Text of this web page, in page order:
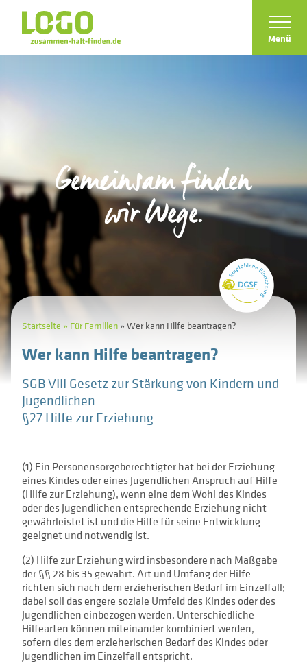
Menü
Wer kann Hilfe beantragen?
Ihr Weg zu unserer Hilfe
Für Fachkräfte
Was heißt „systemisch“?
Themen
Arbeitsweise
Qualifikationen und Standards
Rahmen, Finanzierung, Standorte
Hilfeformen
Aufsuchende Familientherapie (AFT)
Sozialpädagogische Familienhilfe (SPFH)
Flexible Hilfen
Beratung für Pflegeeltern
Beratung bei strittiger Elternschaft
Systemische Diagnostik
Soziale Gruppenarbeit
Präventive Angebote und Projekte
TraumaNetz - Trauma Beratung
Was ist ein seelisches Trauma?
Geschichten
Presseberichte
Kontakt
Über LOGO
Team
Häufig gestellte Fragen
Kontakt
Suche
Tel. 0221 16 80 76 - 0
logo-koeln@logo-koeln.de
Gemeinsam finden
wir Wege.
Startseite Für Familien Wer kann Hilfe beantragen?
Wer kann Hilfe beantragen?
SGB VIII Gesetz zur Stärkung von Kindern und
Jugendlichen
§27 Hilfe zur Erziehung
(1) Ein Personensorgeberechtigter hat bei der Erziehung
eines Kindes oder eines Jugendlichen Anspruch auf Hilfe
(Hilfe zur Erziehung), wenn eine dem Wohl des Kindes
oder des Jugendlichen entsprechende Erziehung nicht
gewährleistet ist und die Hilfe für seine Entwicklung
geeignet und notwendig ist.
(2) Hilfe zur Erziehung wird insbesondere nach Maßgabe
der §§ 28 bis 35 gewährt. Art und Umfang der Hilfe
richten sich nach dem erzieherischen Bedarf im Einzelfall;
dabei soll das engere soziale Umfeld des Kindes oder des
Jugendlichen einbezogen werden. Unterschiedliche
Hilfearten können miteinander kombiniert werden,
sofern dies dem erzieherischen Bedarf des Kindes oder
Jugendlichen im Einzelfall entspricht.